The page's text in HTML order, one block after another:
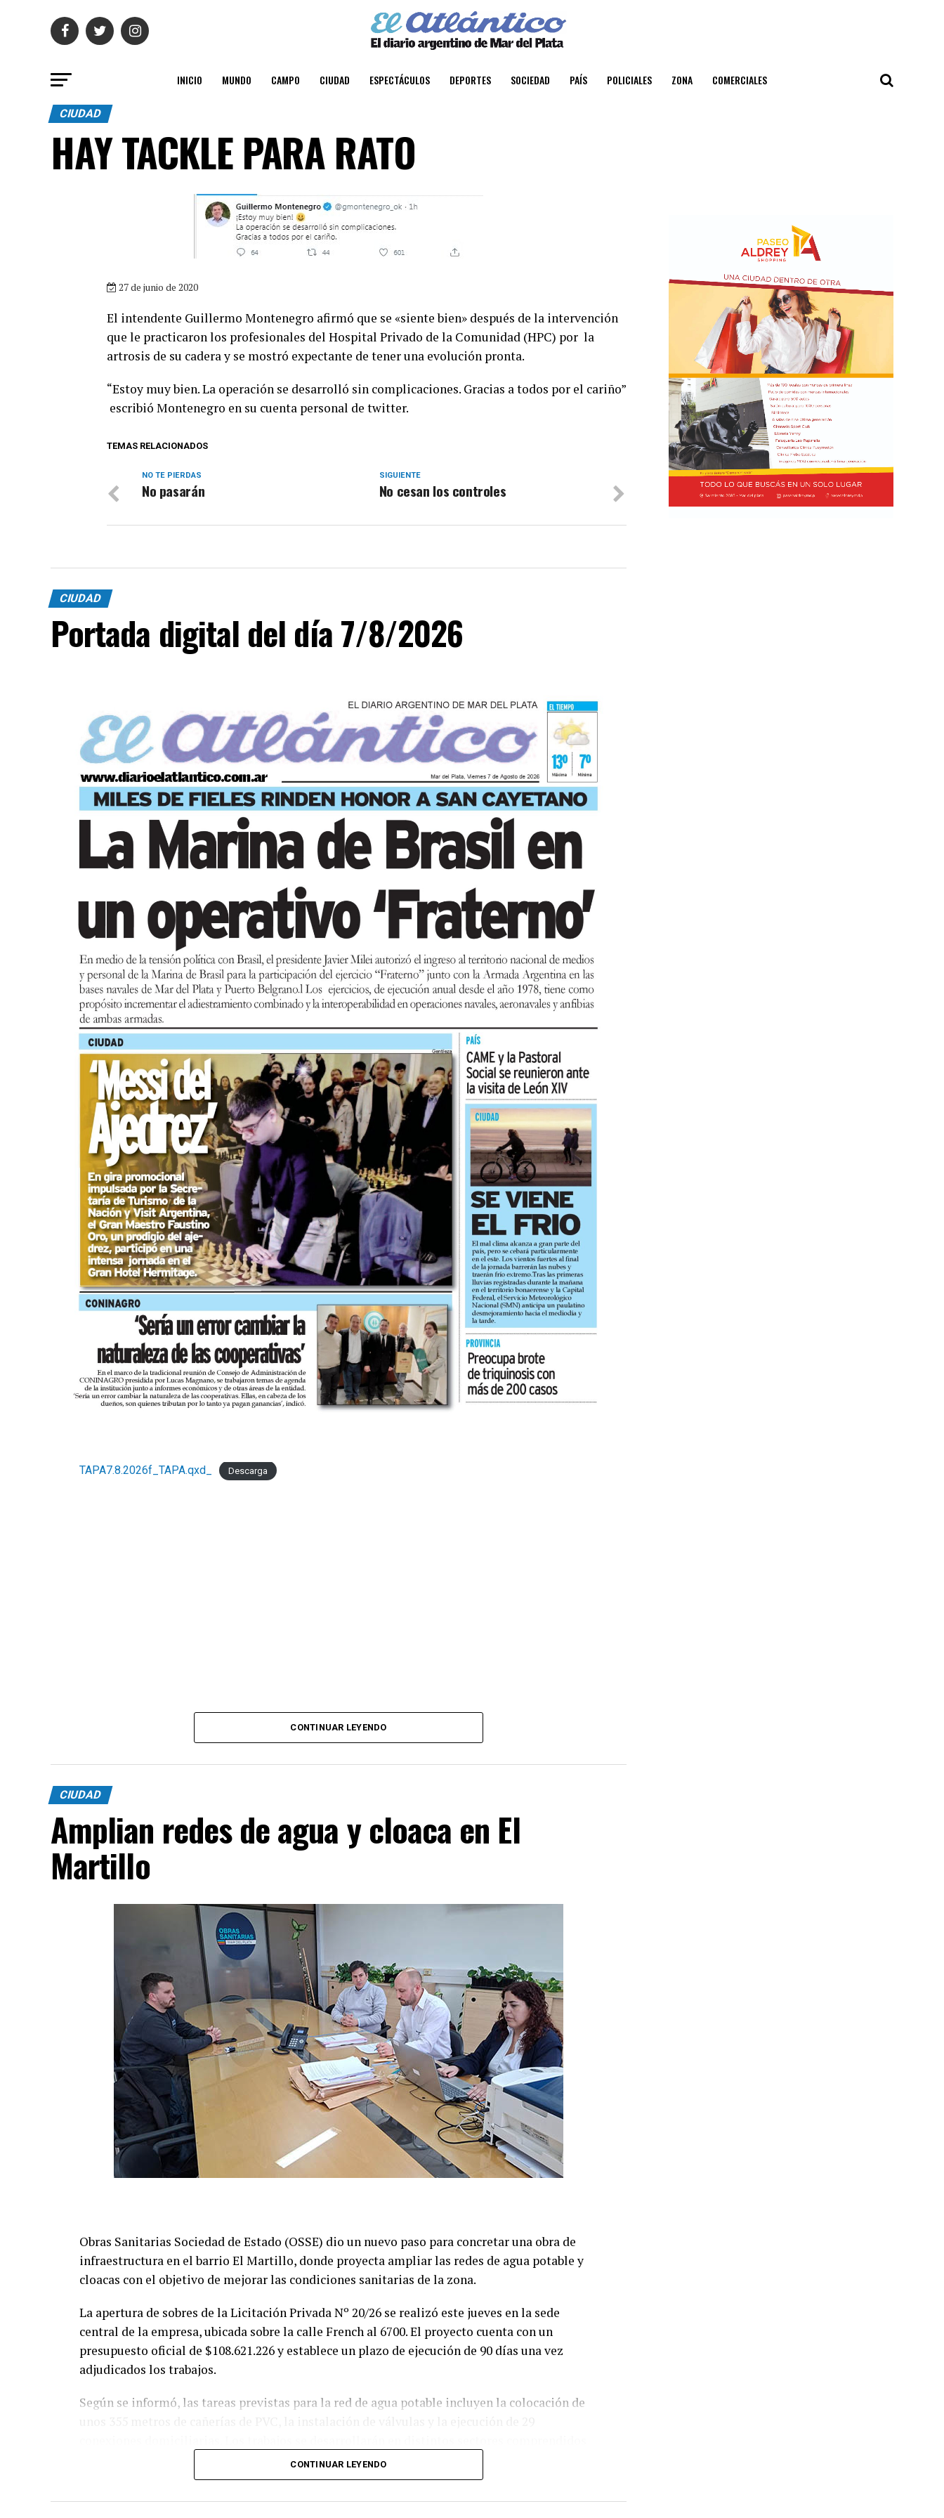
INICIO MUNDO CAMPO CIUDAD ESPECTÁCULOS DEPORTES SOCIEDAD PAÍS POLICIALES ZONA COMERCIALES
CIUDAD
HAY TACKLE PARA RATO
27 de junio de 2020
El intendente Guillermo Montenegro afirmó que se «siente bien» después de la intervención
que le practicaron los profesionales del Hospital Privado de la Comunidad (HPC) por la
artrosis de su cadera y se mostró expectante de tener una evolución pronta.
“Estoy muy bien. La operación se desarrolló sin complicaciones. Gracias a todos por el cariño”
escribió Montenegro en su cuenta personal de twitter.
TEMAS RELACIONADOS
SIGUIENTE
No cesan los controles
NO TE PIERDAS
No pasarán
CIUDAD
Portada digital del día 7/8/2026
TAPA7.8.2026f_TAPA.qxd_ Descarga
CONTINUAR LEYENDO
CIUDAD
Amplian redes de agua y cloaca en El
Martillo
Obras Sanitarias Sociedad de Estado (OSSE) dio un nuevo paso para concretar una obra de
infraestructura en el barrio El Martillo, donde proyecta ampliar las redes de agua potable y
cloacas con el objetivo de mejorar las condiciones sanitarias de la zona.
La apertura de sobres de la Licitación Privada Nº 20/26 se realizó este jueves en la sede
central de la empresa, ubicada sobre la calle French al 6700. El proyecto cuenta con un
presupuesto oficial de $108.621.226 y establece un plazo de ejecución de 90 días una vez
adjudicados los trabajos.
Según se informó, las tareas previstas para la red de agua potable incluyen la colocación de
por las calles Pehuajó, Sicilia, Génova y Génova Bis.
CONTINUAR LEYENDO